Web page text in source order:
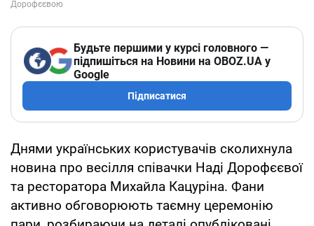
Будьте першими у курсі головного —
підпишіться на Новини на OBOZ.UA у
Google
Підписатися
Днями українських користувачів сколихнула
новина про весілля співачки Наді Дорофєєвої
та ресторатора Михайла Кацуріна. Фани
активно обговорюють таємну церемонію